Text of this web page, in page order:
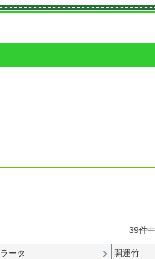
39件中
ータ
開運竹